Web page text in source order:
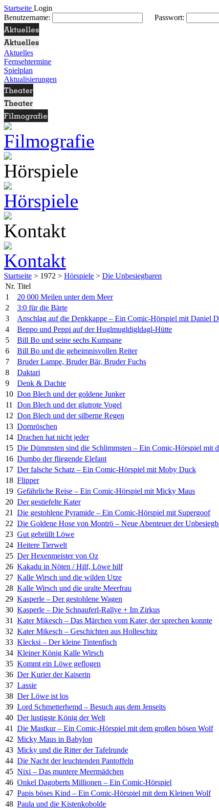
Startseite Login
Benutzername:
Passwort:
Aktuelles
Fernsehtermine
Spielplan
Aktualisierungen
Startseite > 1972 > Hörspiele > Die Unbesiegbaren
Nr. Titel
1
20 000 Meilen unter dem Meer
2
3:0 für die Bärte
3
Anschlag auf die Denkkappe – Ein Comic-Hörspiel mit Daniel
4
Beppo und Peppi auf der Huglmugldigldagl-Hütte
5
Bill Bo und seine sechs Kumpane
6
Bill Bo und die geheimnisvollen Reiter
7
Bruder Lampe, Bruder Bär, Bruder Fuchs
8
Daktari
9
Denk & Dachte
10 Don Blech und der goldene Junker
11
Don Blech und der glutrote Vogel
12 Don Blech und der silberne Regen
13 Dornröschen
14 Drachen hat nicht jeder
15 Die Dümmsten sind die Schlimmsten – Ein Comic-Hörspiel mit
16 Dumbo der fliegende Elefant
17 Der falsche Schatz – Ein Comic-Hörspiel mit Moby Duck
18 Flipper
19 Gefährliche Reise – Ein Comic-Hörspiel mit Micky Maus
20 Der gestiefelte Kater
21
Die gestohlene Pyramide – Ein Comic-Hörspiel mit Supergoof
22 Die Goldene Hose von Montrö – Neue Abenteuer der
23 Gut gebrüllt Löwe
24 Heitere Tierwelt
25 Der Hexenmeister von Oz
26 Kakadu in Nöten / Hilf, Löwe hilf
27 Kalle Wirsch und die wilden Utze
28 Kalle Wirsch und die uralte Meerfrau
29 Kasperle – Der gestohlene Wagen
30 Kasperle – Die Schnauferl-Rallye + Im Zirkus
31
Kater Mikesch – Das Märchen vom Kater, der sprechen konnte
32 Kater Mikesch – Geschichten aus Holleschitz
33 Klecksi – Der kleine Tintenfisch
34 Kleiner König Kalle Wirsch
35 Kommt ein Löwe geflogen
36 Der Kurier der Kaiserin
37 Lassie
38 Der Löwe ist los
39 Lord Schmetterhemd – Besuch aus dem Jenseits
40 Der lustigste König der Welt
41
Die Mastkur – Ein Comic-Hörspiel mit dem großen bösen Wolf
42 Micky Maus in Babylon
43 Micky und die Ritter der Tafelrunde
44 Die Nacht der leuchtenden Pantoffeln
45 Nixi – Das muntere Meermädchen
46 Onkel Dagoberts Millionen – Ein Comic-Hörspiel
47 Papis böses Kind – Ein Comic-Hörspiel mit dem Kleinen Wolf
48 Paula und die Kistenkobolde